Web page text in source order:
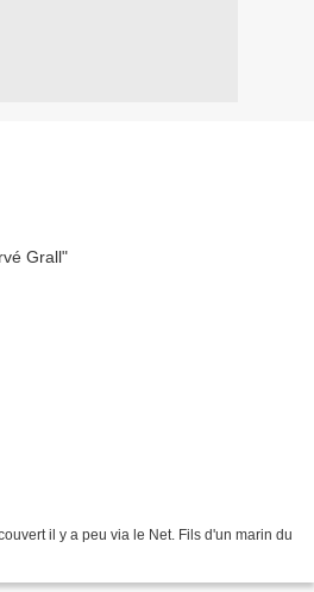
il y a peu via le Net. Fils d'un marin du